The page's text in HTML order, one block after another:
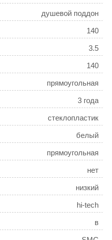
душевой поддон
140
3.5
140
прямоугольная
3 года
стеклопластик
белый
прямоугольная
нет
низкий
hi-tech
в
нишу / пристенный / пристенный